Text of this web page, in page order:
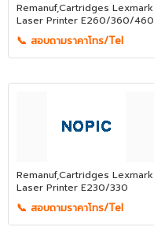
Remanuf,Cartridges Lexmark
Laser Printer E260/360/460
📞 สอบถามราคาโทร/Tel
Remanuf,Cartridges Lexmark
Laser Printer E230/330
📞 สอบถามราคาโทร/Tel